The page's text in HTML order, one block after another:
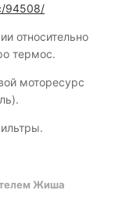
94508/
относительно
термос.
моторесурс
Жиша